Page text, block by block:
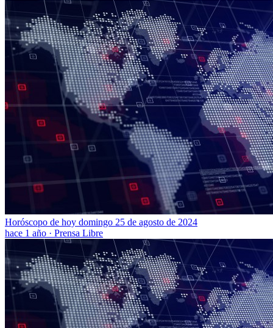
Horóscopo de hoy domingo 25 de agosto de 2024
hace 1 año · Prensa Libre